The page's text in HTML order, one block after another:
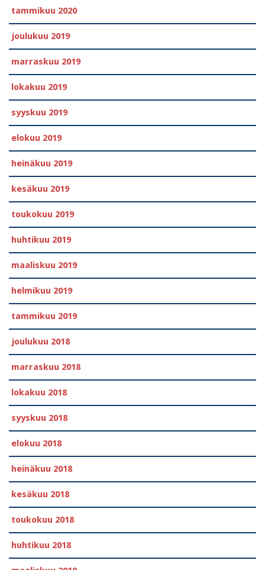
tammikuu 2020
joulukuu 2019
marraskuu 2019
lokakuu 2019
syyskuu 2019
elokuu 2019
heinäkuu 2019
kesäkuu 2019
toukokuu 2019
huhtikuu 2019
maaliskuu 2019
helmikuu 2019
tammikuu 2019
joulukuu 2018
marraskuu 2018
lokakuu 2018
syyskuu 2018
elokuu 2018
heinäkuu 2018
kesäkuu 2018
toukokuu 2018
huhtikuu 2018